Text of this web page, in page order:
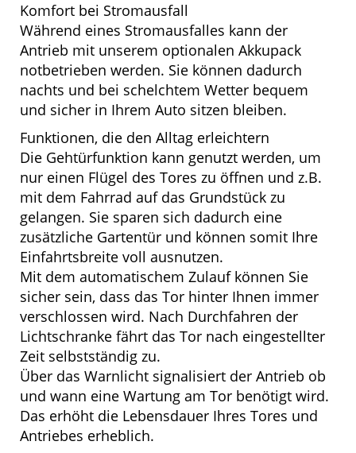
Komfort bei Stromausfall
Während eines Stromausfalles kann der
Antrieb mit unserem optionalen Akkupack
notbetrieben werden. Sie können dadurch
nachts und bei schelchtem Wetter bequem
und sicher in Ihrem Auto sitzen bleiben.
Funktionen, die den Alltag erleichtern
Die Gehtürfunktion kann genutzt werden, um
nur einen Flügel des Tores zu öffnen und z.B.
mit dem Fahrrad auf das Grundstück zu
gelangen. Sie sparen sich dadurch eine
zusätzliche Gartentür und können somit Ihre
Einfahrtsbreite voll ausnutzen.
Mit dem automatischem Zulauf können Sie
sicher sein, dass das Tor hinter Ihnen immer
verschlossen wird. Nach Durchfahren der
Lichtschranke fährt das Tor nach eingestellter
Zeit selbstständig zu.
Über das Warnlicht signalisiert der Antrieb ob
und wann eine Wartung am Tor benötigt wird.
Das erhöht die Lebensdauer Ihres Tores und
Antriebes erheblich.